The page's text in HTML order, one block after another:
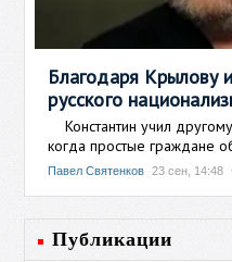
Благодаря Крылову
русского
Константин учил
когда простые граждане
Павел Святенков 23 сен, 14:48
Публикации